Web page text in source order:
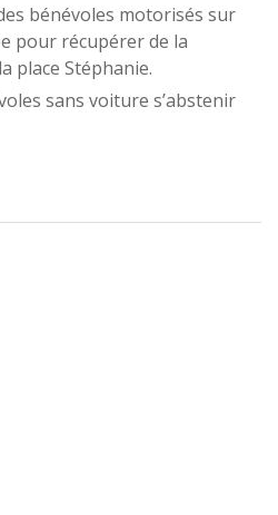
bénévoles motorisés sur
pour récupérer de la
place Stéphanie.
sans voiture s’abstenir